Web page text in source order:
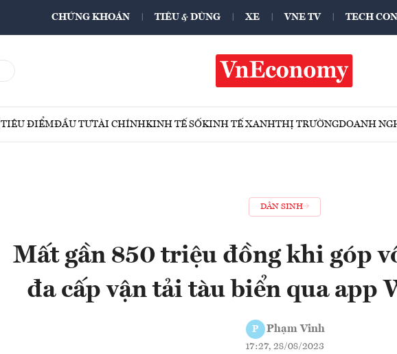
CHỨNG KHOÁN TIÊU & DÙNG XE VNE TV TECH
TIÊU ĐIỂMĐẦU TƯTÀI CHÍNHKINH TẾ SỐKINH TẾ XANHTHỊ TRƯỜNGDOANH
DÂN SINH
Mất gần 850 triệu đồng khi góp
đa cấp vận tải tàu biển qua app
P Phạm Vinh
17:27, 28/08/2023